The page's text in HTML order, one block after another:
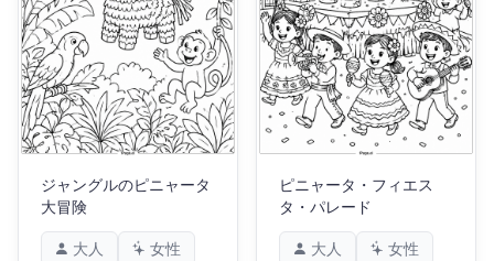
ジャングルのピニャータ
大冒険
大人
女性
ピニャータ・フィエス
タ・パレード
大人
女性